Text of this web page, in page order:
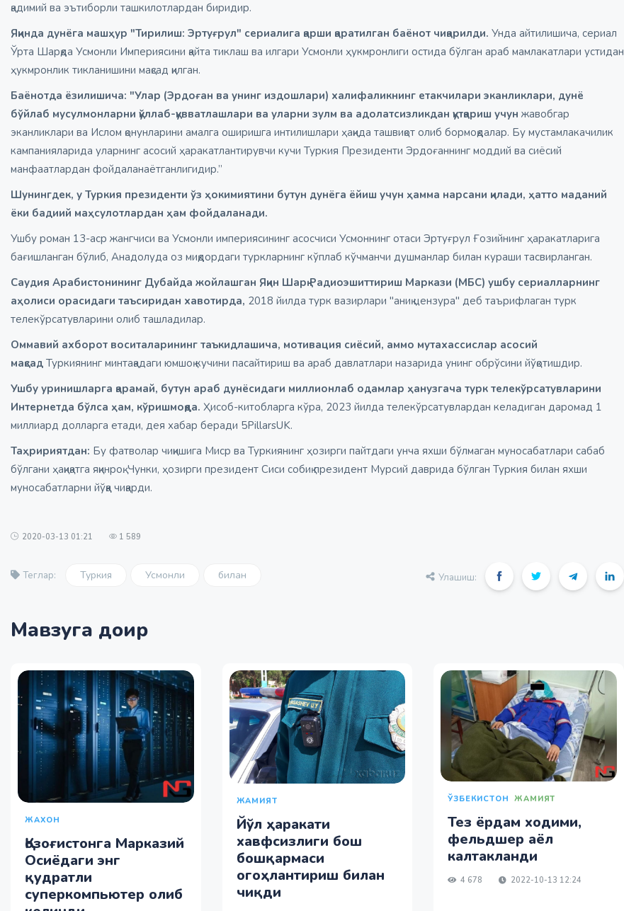
қадимий ва эътиборли ташкилотлардан биридир.
Яқинда дунёга машҳур "Тирилиш: Эртуғрул" сериалига қарши қаратилган баёнот чиқарилди. Унда айтилишича, сериал
Ўрта Шарқда Усмонли Империясини қайта тиклаш ва илгари Усмонли ҳукмронлиги остида бўлган араб мамлакатлари устидан
ҳукмронлик тикланишини мақсад қилган.
Баёнотда ёзилишича: "Улар (Эрдоған ва унинг издошлари) халифаликнинг етакчилари эканликлари, дунё
бўйлаб мусулмонларни қўллаб-қувватлашлари ва уларни зулм ва адолатсизликдан қутқариш учун жавобгар
эканликлари ва Ислом қонунларини амалга оширишга интилишлари ҳақида ташвиқот олиб бормоқдалар. Бу мустамлакачилик
кампанияларида уларнинг асосий ҳаракатлантирувчи кучи Туркия Президенти Эрдоғаннинг моддий ва сиёсий
манфаатлардан фойдаланаётганлигидир.”
Шунингдек, у Туркия президенти ўз ҳокимиятини бутун дунёга ёйиш учун ҳамма нарсани қилади, ҳатто маданий
ёки бадиий маҳсулотлардан ҳам фойдаланади.
Ушбу роман 13-аср жангчиси ва Усмонли империясининг асосчиси Усмоннинг отаси Эртуғрул Ғозийнинг ҳаракатларига
бағишланган бўлиб, Анадолуда оз миқдордаги туркларнинг кўплаб кўчманчи душманлар билан кураши тасвирланган.
Саудия Арабистонининг Дубайда жойлашган Яқин Шарқ Радиоэшиттириш Маркази (МБC) ушбу сериалларнинг
аҳолиси орасидаги таъсиридан хавотирда, 2018 йилда турк вазирлари "аниқ цензура" деб таърифлаган турк
телекўрсатувларини олиб ташладилар.
Оммавий ахборот воситаларининг таъкидлашича, мотивация сиёсий, аммо мутахассислар асосий
мақсад Туркиянинг минтақадаги юмшоқ кучини пасайтириш ва араб давлатлари назарида унинг обрўсини йўқотишдир.
Ушбу уринишларга қарамай, бутун араб дунёсидаги миллионлаб одамлар ҳанузгача турк телекўрсатувларини
Интернетда бўлса ҳам, кўришмоқда. Ҳисоб-китобларга кўра, 2023 йилда телекўрсатувлардан келадиган даромад 1
миллиард долларга етади, дея хабар беради 5PillarsUK.
Таҳририятдан: Бу фатволар чиқишига Миср ва Туркиянинг ҳозирги пайтдаги унча яхши бўлмаган муносабатлари сабаб
бўлгани ҳақиқатга яқинроқ. Чунки, ҳозирги президент Сиси собиқ президент Мурсий даврида бўлган Туркия билан яхши
муносабатларни йўққа чиқарди.
2020-03-13 01:21 1 589
Теглар: Туркия Усмонли билан Улашиш:
Мавзуга доир
ЖАХОН
Қозоғистонга Марказий
Осиёдаги энг
қудратли
суперкомпьютер олиб
ЖАМИЯТ
Йўл ҳаракати
хавфсизлиги бош
бошқармаси
огоҳлантириш билан
чиқди
ЎЗБЕКИСТОН ЖАМИЯТ
Тез ёрдам ходими,
фельдшер аёл
калтакланди
4 678 2022-10-13 12:24